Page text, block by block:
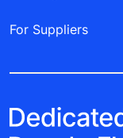
For Suppliers